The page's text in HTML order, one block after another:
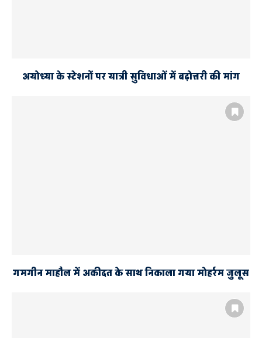
अयोध्या के स्टेशनों पर यात्री सुविधाओं में बढ़ोत्तरी की मांग
गमगीन माहौल में अकीदत के साथ निकाला गया मोहर्रम जुलूस